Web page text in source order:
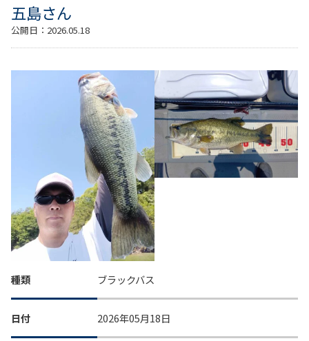
五島さん
公開日： 2026.05.18
種類 ブラックバス
日付 2026年05月18日